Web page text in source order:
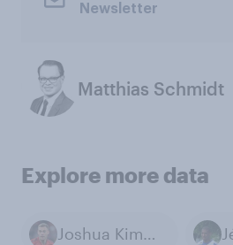
Newsletter
Matthias Schmidt
Explore more data
Joshua Kimmich